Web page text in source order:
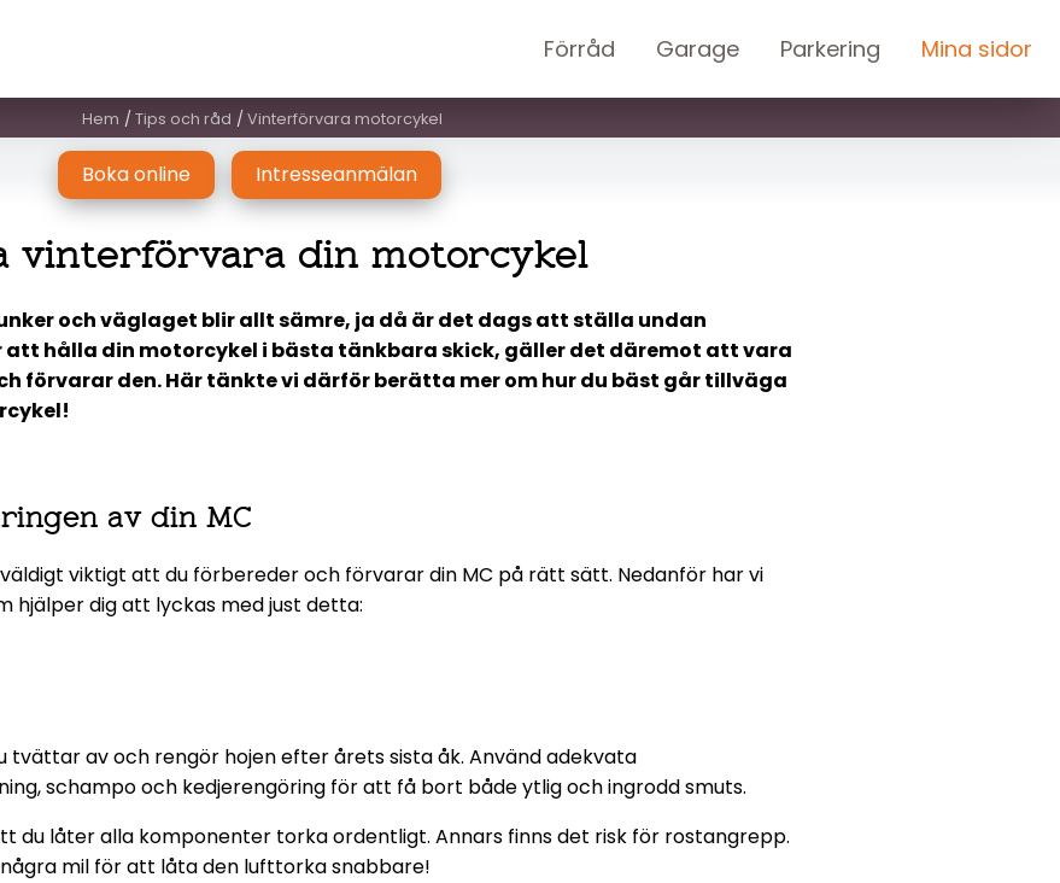
Förråd Garage Parkering Mina sidor
Hem Tips och råd Vinterförvara motorcykel
Boka online Intresseanmälan
vinterförvara din motorcykel
och väglaget blir allt sämre, ja då är det dags att ställa undan
att hålla din motorcykel i bästa tänkbara skick, gäller det däremot att vara
förvarar den. Här tänkte vi därför berätta mer om hur du bäst går tillväga
av din MC
viktigt att du förbereder och förvarar din MC på rätt sätt. Nedanför har vi
hjälper dig att lyckas med just detta:
av och rengör hojen efter årets sista åk. Använd adekvata
schampo och kedjerengöring för att få bort både ytlig och ingrodd smuts.
du låter alla komponenter torka ordentligt. Annars finns det risk för rostangrepp.
mil för att låta den lufttorka snabbare!